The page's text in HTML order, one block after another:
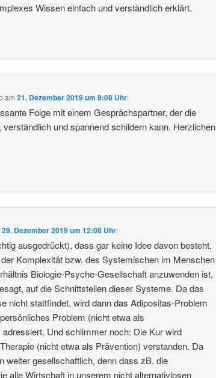
Wissen einfach und verständlich erklärt.
am21. Dezember 2019 um 9:08 Uhr:
Folge mit einem Gesprächspartner, der die
und spannend schildern kann. Herzlichen
29. Dezember 2019 um 12:08 Uhr:
ausgedrückt), dass gar keine Idee davon besteht,
Komplexität bzw. des Systemischen im Menschen
Biologie-Psyche-Gesellschaft anzuwenden ist,
auf die Schnittstellen dieser Systeme. Da das
nicht stattfindet, wird dann das Adipositas-Problem
Problem (nicht etwa als
Und schlimmer noch: Die Kur wird
(nicht etwa als Prävention) verstanden. Da
weiter gesellschaftlich, denn dass zB. die
alle Wirtschaft in unserem nicht alternativlosen